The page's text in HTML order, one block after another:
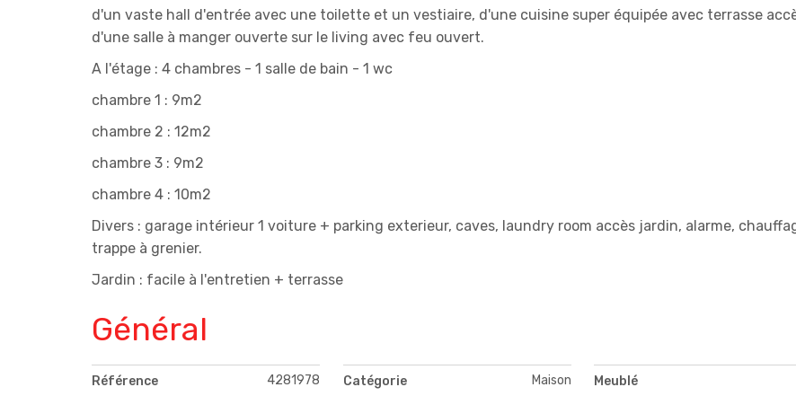
d'un vaste hall d'entrée avec une toilette et un vestiaire, d'une cuisine super équipée avec terrasse
d'une salle à manger ouverte sur le living avec feu ouvert.
A l'étage : 4 chambres - 1 salle de bain - 1 wc
chambre 1 : 9m2
chambre 2 : 12m2
chambre 3 : 9m2
chambre 4 : 10m2
Divers : garage intérieur 1 voiture + parking exterieur, caves, laundry room accès jardin, alarme,
trappe à grenier.
Jardin : facile à l'entretien + terrasse
Général
Référence 4281978 Catégorie Maison Meublé